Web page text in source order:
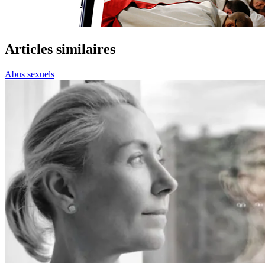
Articles similaires
Abus sexuels